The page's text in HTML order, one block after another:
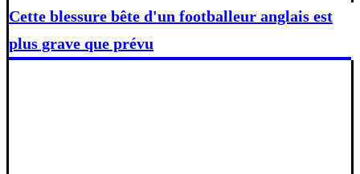
Cette blessure bête d'un footballeur anglais est
plus grave que prévu